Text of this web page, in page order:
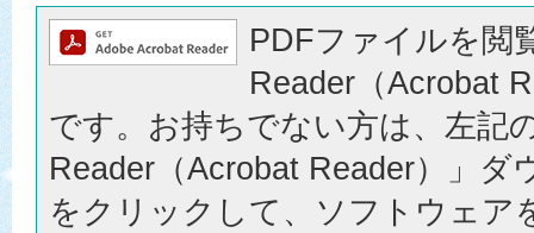
PDFファイルを閲
Reader（Acrobat
です。お持ちでない方は、左記
Reader（Acrobat Reader）」ダ
をクリックして、ソフトウェア